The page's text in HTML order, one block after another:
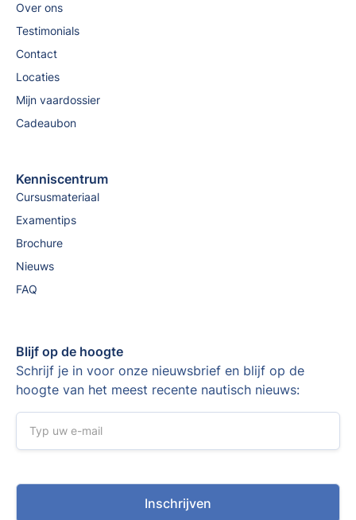
Over ons
Testimonials
Contact
Locaties
Mijn vaardossier
Cadeaubon
Kenniscentrum
Cursusmateriaal
Examentips
Brochure
Nieuws
FAQ
Blijf op de hoogte
Schrijf je in voor onze nieuwsbrief en blijf op de
hoogte van het meest recente nautisch nieuws: